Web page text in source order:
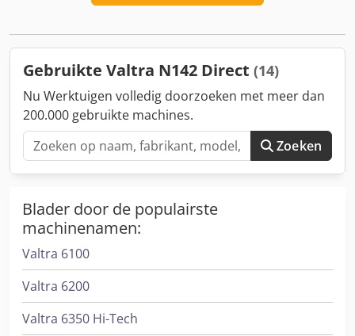
Gebruikte Valtra N142 Direct (14)
Nu Werktuigen volledig doorzoeken met meer dan
200.000 gebruikte machines.
Zoeken
Blader door de populairste
machinenamen:
Valtra 6100
Valtra 6200
Valtra 6350 Hi-Tech